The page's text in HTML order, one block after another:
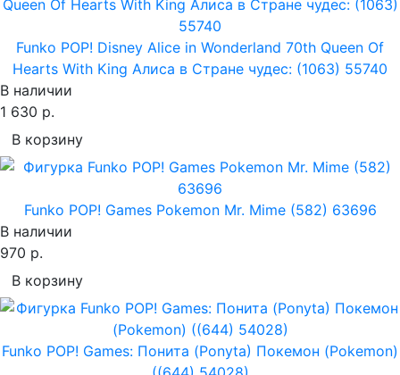
Funko POP! Disney Alice in Wonderland 70th Queen Of
Hearts With King Алиса в Стране чудес: (1063) 55740
В наличии
1 630 р.
В корзину
Funko POP! Games Pokemon Mr. Mime (582) 63696
В наличии
970 р.
В корзину
Funko POP! Games: Понита (Ponyta) Покемон (Pokemon)